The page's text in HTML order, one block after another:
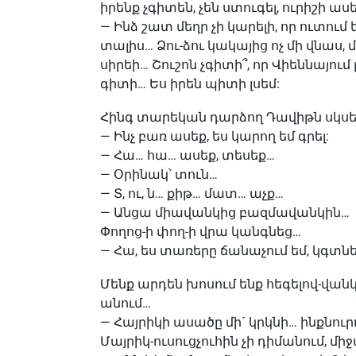
իրենք չգիտեն, չեն ստուգել, ուրիշի
— Ինձ շատ մեղր չի կարելի, որ ուտում
տալիս… Ձու-ձու կակայից ոչ մի վնաս,
սիրեի… Շուշոն չգիտի՞, որ
գիտի… Ես իրեն պիտի լսեմ:
Հինգ տարեկան դարձող Դավիթն սկսել
— Ինչ բառ ասեք, ես կարող եմ գրել:
— Հա… հա… ասեք, տեսեք…
— Օրինակ՝ տուն…
— Տ, ու, ն… քիթ… մատ… աչք…
— Անցա միավանկից բազմավանկին…
Փողոց-ի փող-ի վրա կանգնեց…
— Հա, ես տառերը ճանաչում եմ,
Մենք արդեն խոսում ենք հեգելով-
անում…
— Հայրիկի ասածը մի´ կրկնի…
Մայրիկ-ուսուցչուհին չի դիմանում,